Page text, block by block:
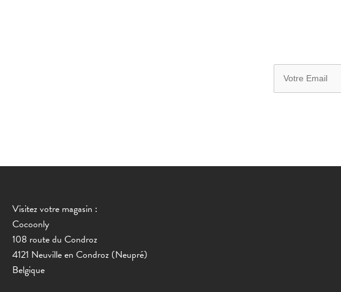
Visitez votre magasin :
Cocoonly
108 route du Condroz
4121 Neuville en Condroz (Neupré)
Belgique